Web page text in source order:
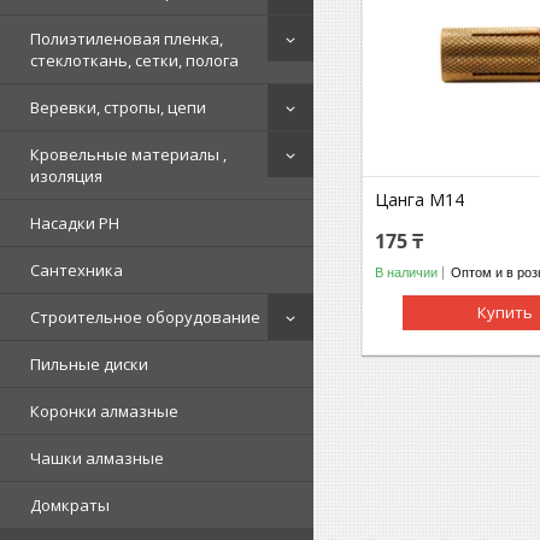
Полиэтиленовая пленка,
стеклоткань, сетки, полога
Веревки, стропы, цепи
Кровельные материалы ,
изоляция
Насадки PH
Сантехника
Строительное оборудование
Пильные диски
Коронки алмазные
Чашки алмазные
Домкраты
Цанга М14
175 ₸
В наличии Оптом и в
Купить